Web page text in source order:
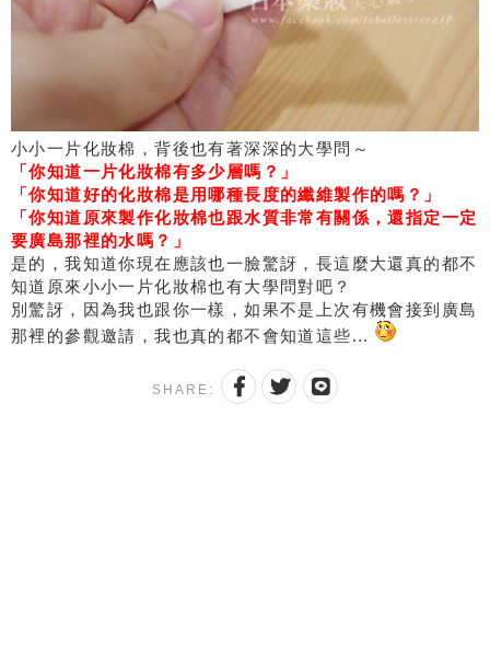
小小一片化妝棉，背後也有著深深的大學問～
「你知道一片化妝棉有多少層嗎？」
「你知道好的化妝棉是用哪種長度的纖維製作的嗎？」
「你知道原來製作化妝棉也跟水質非常有關係，還指定一定
要廣島那裡的水嗎？」
是的，我知道你現在應該也一臉驚訝，長這麼大還真的都不
知道原來小小一片化妝棉也有大學問對吧？
別驚訝，因為我也跟你一樣，如果不是上次有機會接到廣島
那裡的參觀邀請，我也真的都不會知道這些...
SHARE: